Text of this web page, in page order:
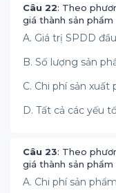
Câu 22: Theo
giá thành sản
A. Giá trị SPDD
B. Số lượng sản
C. Chi phí sản
D. Tất cả các yếu tố
Câu 23: Theo
giá thành sản
A. Chi phí sản